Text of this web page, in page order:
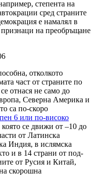
степента на
сред страните
е намалял в
на преобръщане
отколкото
част от страните по
отнася не само до
Северна Америка и
са по-скоро
6 или по-високо
която се движи от –10 до
от Латинска
Индия, в ислямска
и в 14 страни от под-
от Русия и Китай,
скорошна